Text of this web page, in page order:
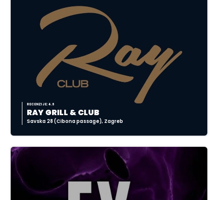
RECENZIJE: 4.6
RAY GRILL & CLUB
Savska 28 (Cibona passage), Zagreb